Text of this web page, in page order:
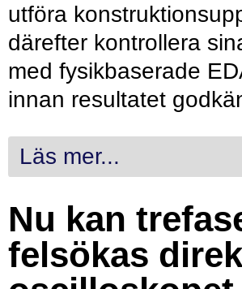
utföra
därefter kontrollera
med fysikbaserade
innan resultatet
Läs mer...
Nu kan
felsökas